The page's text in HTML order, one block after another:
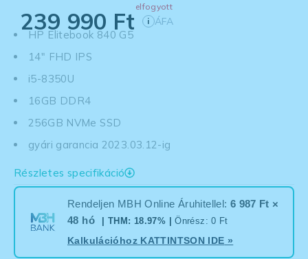
elfogyott
239 990 Ft i ÁFA
HP Elitebook 840 G5
14" FHD IPS
i5-8350U
16GB DDR4
256GB NVMe SSD
gyári garancia 2023.03.12-ig
Részletes specifikáció
Rendeljen MBH Online Áruhitellel: 6 987 Ft ×
48 hó
| THM: 18.97% |Önrész: 0 Ft
Kalkulációhoz KATTINTSON IDE »